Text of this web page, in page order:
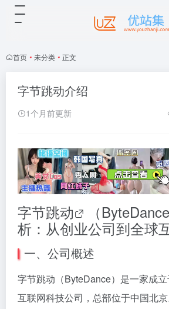
首页 • 未分类 • 正文
字节跳动介绍
1个月前更新
字节跳动
（
析：从创业公司到全球
一、公司概述
字节跳动 （ByteDance）是一家成
互联网科技公司，总部位于中国北